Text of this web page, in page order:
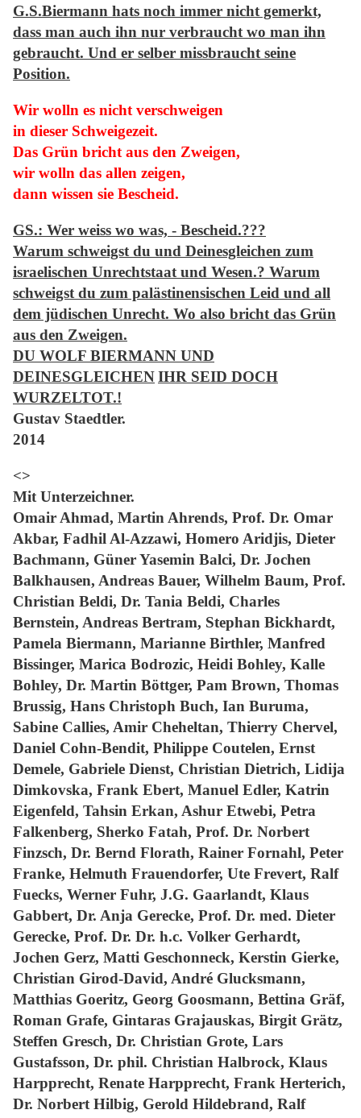
G.S.Biermann hats noch immer nicht gemerkt,
dass man auch ihn nur verbraucht wo man ihn
gebraucht. Und er selber missbraucht seine
Position.
Wir wolln es nicht verschweigen
in dieser Schweigezeit.
Das Grün bricht aus den Zweigen,
wir wolln das allen zeigen,
dann wissen sie Bescheid.
GS.: Wer weiss wo was, - Bescheid.???
Warum schweigst du und Deinesgleichen zum
israelischen Unrechtstaat und Wesen.? Warum
schweigst du zum palästinensischen Leid und all
dem jüdischen Unrecht. Wo also bricht das Grün
aus den Zweigen.
DU WOLF BIERMANN UND
DEINESGLEICHENIHR SEID DOCH
WURZELTOT.!
Gustav Staedtler.
2014
<>
Mit Unterzeichner.
Omair Ahmad, Martin Ahrends, Prof. Dr. Omar
Akbar, Fadhil Al-Azzawi, Homero Aridjis, Dieter
Bachmann, Güner Yasemin Balci, Dr. Jochen
Balkhausen, Andreas Bauer, Wilhelm Baum, Prof.
Christian Beldi, Dr. Tania Beldi, Charles
Bernstein, Andreas Bertram, Stephan Bickhardt,
Pamela Biermann, Marianne Birthler, Manfred
Bissinger, Marica Bodrozic, Heidi Bohley, Kalle
Bohley, Dr. Martin Böttger, Pam Brown, Thomas
Brussig, Hans Christoph Buch, Ian Buruma,
Sabine Callies, Amir Cheheltan, Thierry Chervel,
Daniel Cohn-Bendit, Philippe Coutelen, Ernst
Demele, Gabriele Dienst, Christian Dietrich, Lidija
Dimkovska, Frank Ebert, Manuel Edler, Katrin
Eigenfeld, Tahsin Erkan, Ashur Etwebi, Petra
Falkenberg, Sherko Fatah, Prof. Dr. Norbert
Finzsch, Dr. Bernd Florath, Rainer Fornahl, Peter
Franke, Helmuth Frauendorfer, Ute Frevert, Ralf
Fuecks, Werner Fuhr, J.G. Gaarlandt, Klaus
Gabbert, Dr. Anja Gerecke, Prof. Dr. med. Dieter
Gerecke, Prof. Dr. Dr. h.c. Volker Gerhardt,
Jochen Gerz, Matti Geschonneck, Kerstin Gierke,
Christian Girod-David, André Glucksmann,
Matthias Goeritz, Georg Goosmann, Bettina Gräf,
Roman Grafe, Gintaras Grajauskas, Birgit Grätz,
Steffen Gresch, Dr. Christian Grote, Lars
Gustafsson, Dr. phil. Christian Halbrock, Klaus
Harpprecht, Renate Harpprecht, Frank Herterich,
Dr. Norbert Hilbig, Gerold Hildebrand, Ralf